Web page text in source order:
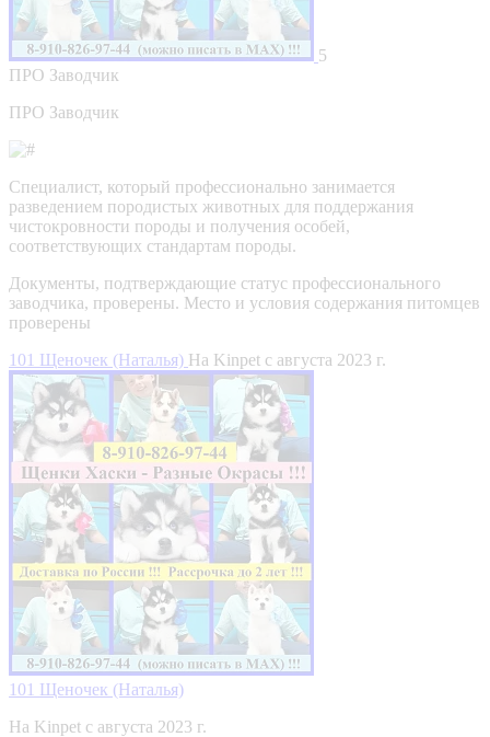
5
ПРО Заводчик
ПРО Заводчик
Специалист, который профессионально занимается
разведением породистых животных для поддержания
чистокровности породы и получения особей,
соответствующих стандартам породы.
Документы, подтверждающие статус профессионального
заводчика, проверены. Место и условия содержания питомцев
проверены
101 Щеночек (Наталья) На Kinpet c августа 2023 г.
101 Щеночек (Наталья)
На Kinpet c августа 2023 г.